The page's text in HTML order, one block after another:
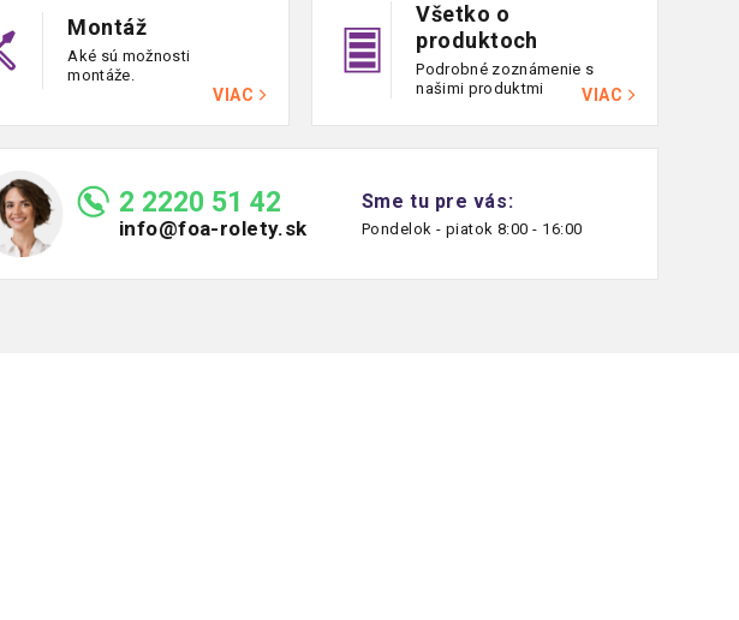
Montáž
Aké sú možnosti
montáže.
VIAC
Všetko o
produktoch
Podrobné zoznámenie s
našimi produktmi
VIAC
2 2220 51 42
info@foa-rolety.sk
Sme tu pre vás:
Pondelok - piatok 8:00 - 16:00